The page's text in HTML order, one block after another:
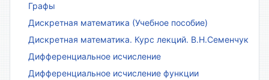
Графы
Дискретная математика (Учебное пособие)
Дискретная математика. Курс лекций. В.Н.Семенчук
Дифференциальное исчисление
Дифференциальное исчисление функции